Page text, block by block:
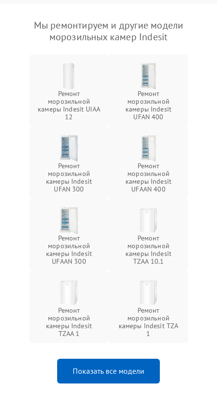
Мы ремонтируем и другие модели
морозильных камер Indesit
Ремонт
морозильной
камеры Indesit UIAA
12
Ремонт
морозильной
камеры Indesit
UFAN 400
Ремонт
морозильной
камеры Indesit
UFAN 300
Ремонт
морозильной
камеры Indesit
UFAAN 400
Ремонт
морозильной
камеры Indesit
UFAAN 300
Ремонт
морозильной
камеры Indesit
TZAA 10.1
Ремонт
морозильной
камеры Indesit
TZAA 1
Ремонт
морозильной
камеры Indesit TZA
1
Показать все модели